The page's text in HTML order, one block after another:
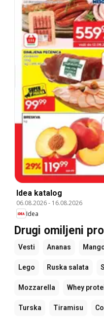
Idea katalog
06.08.2026- 16.08.2026
Idea
Drugi omiljeni
Vesti Ananas
Lego Ruska salata
Mozzarella Whey
Turska Tiramisu